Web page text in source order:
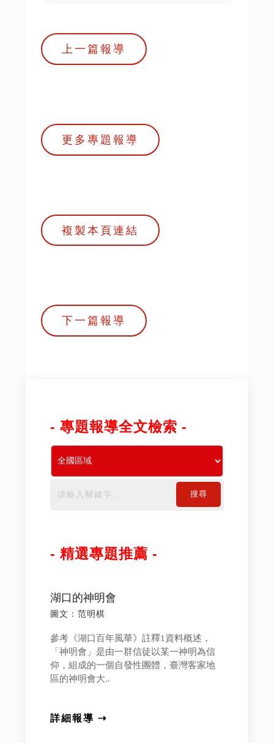
上一篇報導
更多專題報導
複製本頁連結
下一篇報導
- 專題報導全文檢索 -
搜尋
- 精選專題推薦 -
湖口的神明會
圖文：范明棋
參考《湖口百年風華》註釋1資料概述，
「神明會」是由一群信徒以某一神明為信
仰，組成的一個自發性團體，臺灣客家地
區的神明會大..
詳細報導 ⇢